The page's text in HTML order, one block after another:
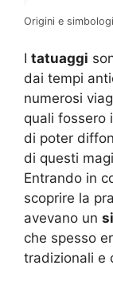
Origini e
I tatuaggi
dai tempi
numerosi
quali fossero
di poter
di questi
Entrando in
scoprire la
avevano un
che spesso
tradizionali e